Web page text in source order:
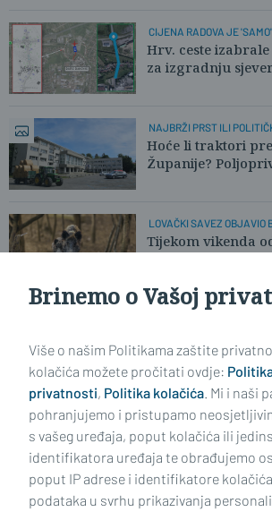
CIJENA RADOVA JE
Hrv. ceste
za izgradnju
NAJBRŽI PRST ILI
Hoće li traktori
Županije?
LOVAČKI SAVEZ OBJAVIO
Tijekom vikenda
Brinemo o Vašoj
Više o našim Politikama zaštite
kolačića možete pročitati ovdje:
privatnosti, Politika kolačića. Mi i naši
pohranjujemo i pristupamo
s vašeg uređaja, poput kolačića ili
identifikatora uređaja te obrađujemo
poput IP adrese i identifikatore
podataka u svrhu prikazivanja